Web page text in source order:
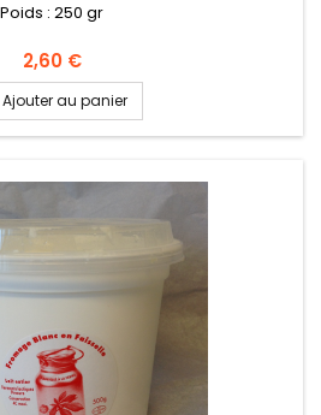
Poids : 250 gr
Prix
2,60 €
Ajouter au panier